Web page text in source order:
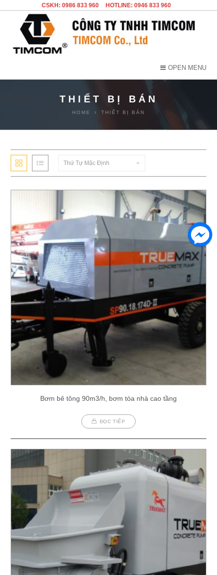
CSKH: 0986 833 960 HOTLINE: 0946 833 960
OPEN MENU
THIẾT BỊ BÁN
HOME THIẾT BỊ BÁN
Thứ Tự Mặc Định
Bơm bê tông 90m3/h, bơm tòa nhà cao tầng
ĐỌC TIẾP